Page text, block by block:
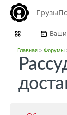
Грузы
Главная> Форумы